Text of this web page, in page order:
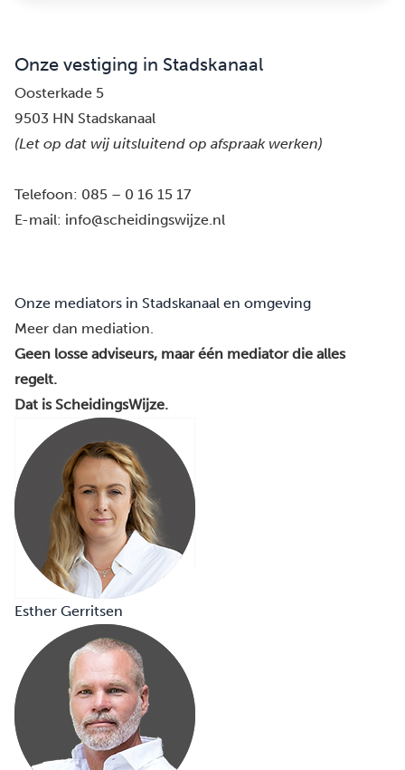
Onze vestiging in Stadskanaal
Oosterkade 5
9503 HN Stadskanaal
(Let op dat wij uitsluitend op afspraak werken)
Telefoon: 085 – 0 16 15 17
E-mail: info@scheidingswijze.nl
Onze mediators in Stadskanaal en omgeving
Meer dan mediation.
Geen losse adviseurs, maar één mediator die alles
regelt.
Dat is ScheidingsWijze.
Esther Gerritsen